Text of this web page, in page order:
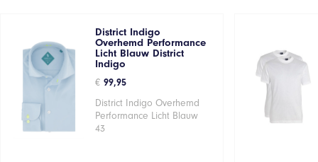
District Indigo
Overhemd Performance
Licht Blauw District
Indigo
€ 99,95
District Indigo Overhemd
Performance Licht Blauw
43